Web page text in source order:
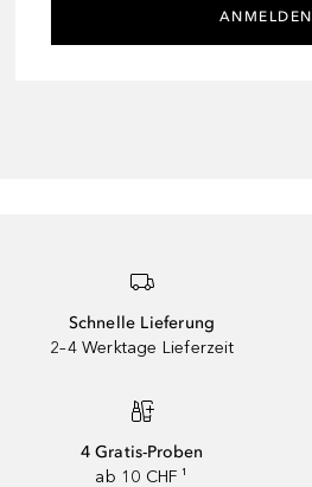
ANMELDEN
Schnelle Lieferung
2–4 Werktage Lieferzeit
4 Gratis-Proben
ab 10 CHF ¹